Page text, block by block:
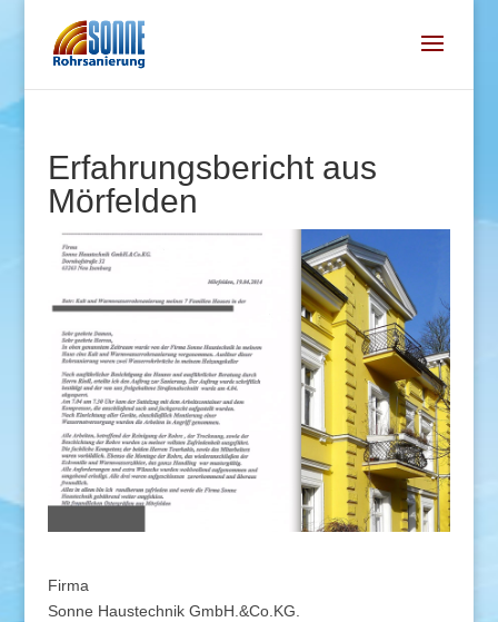
Erfahrungsbericht aus
Mörfelden
Firma
Sonne Haustechnik GmbH.&Co.KG.